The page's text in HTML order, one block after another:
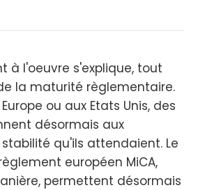
à l'oeuvre s'explique, tout
la maturité règlementaire.
ou aux Etats Unis, des
désormais aux
qu'ils attendaient. Le
européen MiCA,
permettent désormais